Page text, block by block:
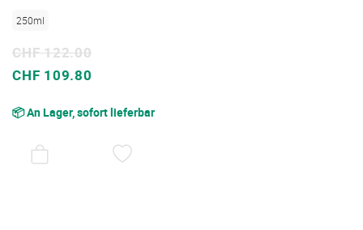
250ml
Sonderpreis
CHF 109.80
CHF 122.00
📦 An Lager, sofort lieferbar